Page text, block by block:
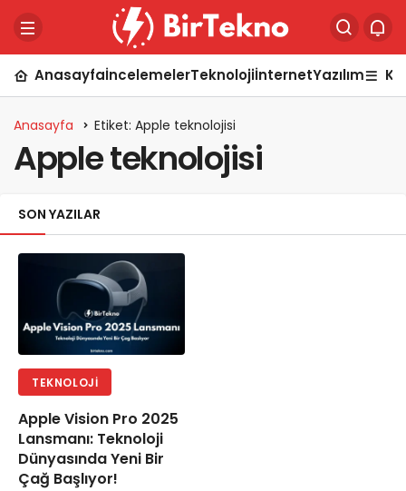
AnasayfaİncelemelerTeknolojiİnternetYazılım
Anasayfa Etiket: Apple teknolojisi
Apple teknolojisi
SON YAZILAR
TEKNOLOJI
Apple Vision Pro 2025
Lansmanı: Teknoloji
Dünyasında Yeni Bir
Çağ Başlıyor!